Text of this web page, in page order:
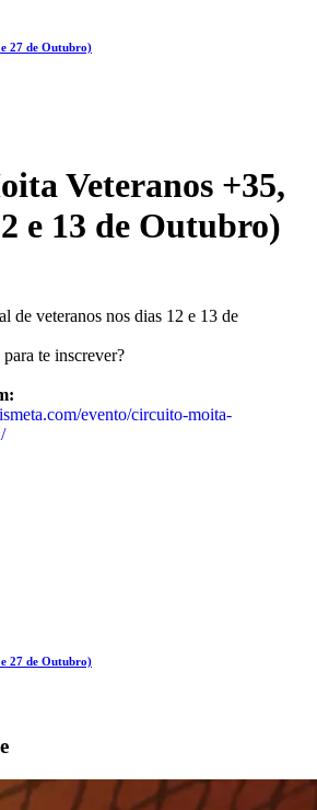
27 de Outubro)
Veteranos +35,
e 13 de Outubro)
de veteranos nos dias 12 e 13 de
para te inscrever?
evento/circuito-moita-
27 de Outubro)